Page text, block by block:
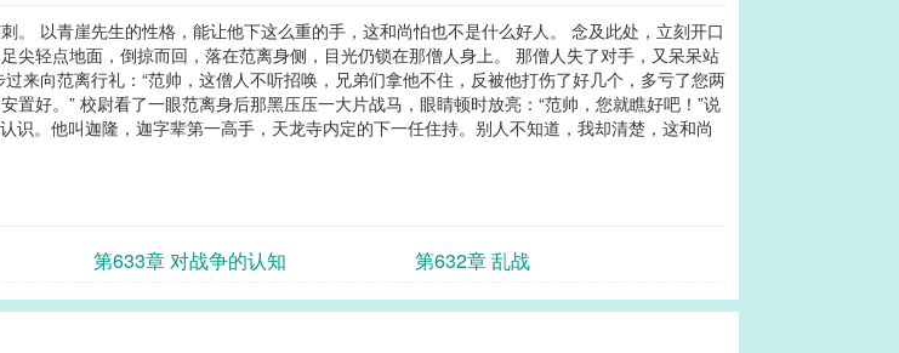
以青崖先生的性格，能让他下这么重的手，这和尚怕也不是什么好人。 念及此处，立刻开口
尖轻点地面，倒掠而回，落在范离身侧，目光仍锁在那僧人身上。 那僧人失了对手，又呆呆站
来向范离行礼：“范帅，这僧人不听招唤，兄弟们拿他不住，反被他打伤了好几个，多亏了您两
好。” 校尉看了一眼范离身后那黑压压一大片战马，眼睛顿时放亮：“范帅，您就瞧好吧！”说
。他叫迦隆，迦字辈第一高手，天龙寺内定的下一任住持。别人不知道，我却清楚，这和尚
第633章 对战争的认知 第632章 乱战